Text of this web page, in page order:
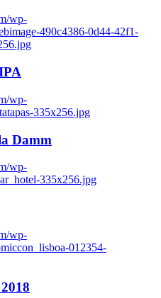
wp-
490c4386-0d44-42f1-
wp-
335x256.jpg
Damm
wp-
335x256.jpg
wp-
012354-